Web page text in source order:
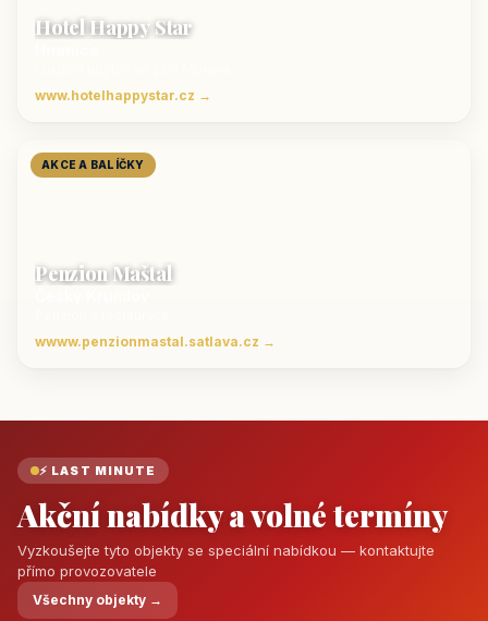
Hotel Happy Star
www.hotelhappystar.cz →
AKCE A BALÍČKY
Penzion Maštal
wwww.penzionmastal.satlava.cz →
⚡ LAST MINUTE
Akční nabídky a volné termíny
Vyzkoušejte tyto objekty se speciální nabídkou — kontaktujte
přímo provozovatele
Všechny objekty →